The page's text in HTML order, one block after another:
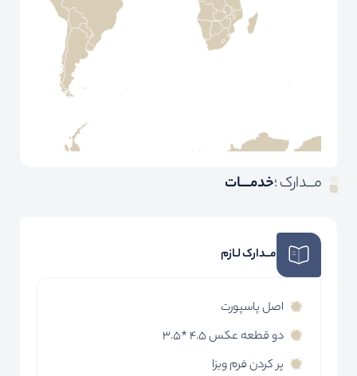
مـــدارک ؛خدمــــات
مــدارک لـازم
اصل پاسپورت
دو قطعه عکس 4.5 *3.5
پر کردن فرم ویزا